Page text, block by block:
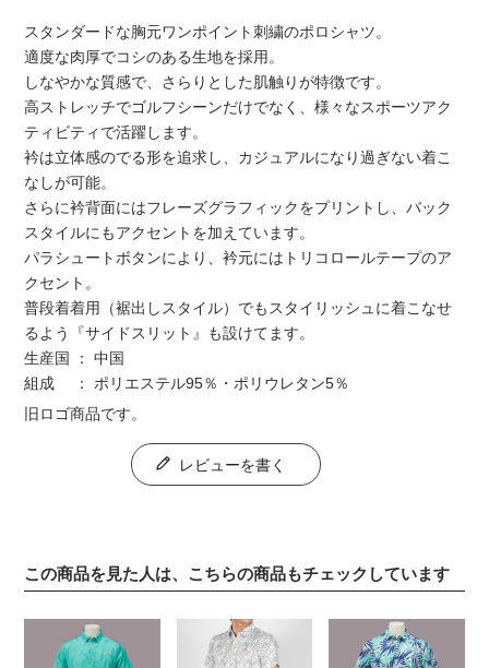
スタンダードな胸元ワンポイント刺繍のポロシャツ。
適度な肉厚でコシのある生地を採用。
しなやかな質感で、さらりとした肌触りが特徴です。
高ストレッチでゴルフシーンだけでなく、様々なスポーツアク
ティビティで活躍します。
衿は立体感のでる形を追求し、カジュアルになり過ぎない着こ
なしが可能。
さらに衿背面にはフレーズグラフィックをプリントし、バック
スタイルにもアクセントを加えています。
パラシュートボタンにより、衿元にはトリコロールテープのア
クセント。
普段着着用（裾出しスタイル）でもスタイリッシュに着こなせ
るよう『サイドスリット』も設けてます。
生産国 ： 中国
組成 ： ポリエステル95％・ポリウレタン5％
旧ロゴ商品です。
レビューを書く
この商品を見た人は、こちらの商品もチェックしています